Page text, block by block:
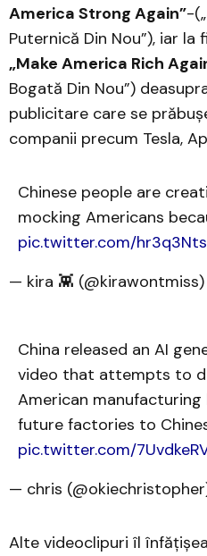
America Strong Again”-
Puternică Din Nou”), iar
„Make America Rich
Bogată Din Nou”)
publicitare care se
companii precum Tesla,
Chinese people are
mocking Americans
pic.twitter.com/
— kira 👾 (@kirawontmiss)
China released an AI
video that attempts to
American
future factories to
pic.twitter.com/
— chris
Alte videoclipuri îl